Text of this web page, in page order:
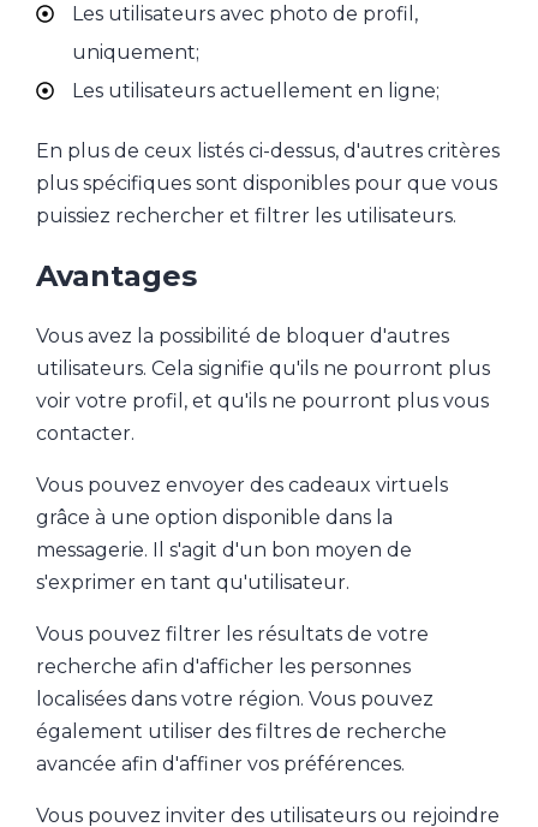
Les utilisateurs avec photo de profil,
uniquement;
Les utilisateurs actuellement en ligne;
En plus de ceux listés ci-dessus, d'autres critères
plus spécifiques sont disponibles pour que vous
puissiez rechercher et filtrer les utilisateurs.
Avantages
Vous avez la possibilité de bloquer d'autres
utilisateurs. Cela signifie qu'ils ne pourront plus
voir votre profil, et qu'ils ne pourront plus vous
contacter.
Vous pouvez envoyer des cadeaux virtuels
grâce à une option disponible dans la
messagerie. Il s'agit d'un bon moyen de
s'exprimer en tant qu'utilisateur.
Vous pouvez filtrer les résultats de votre
recherche afin d'afficher les personnes
localisées dans votre région. Vous pouvez
également utiliser des filtres de recherche
avancée afin d'affiner vos préférences.
Vous pouvez inviter des utilisateurs ou rejoindre